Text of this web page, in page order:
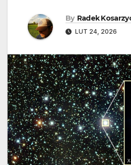
By Radek
LUT 24, 2026